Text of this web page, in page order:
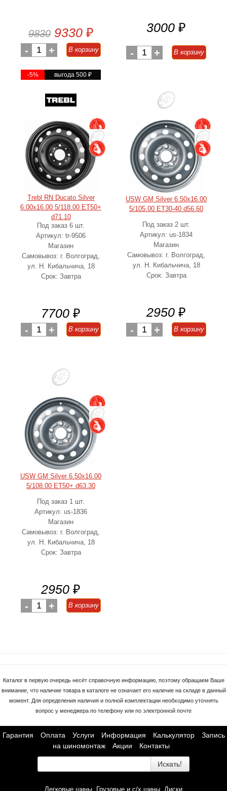
9830 9330 ₽
- 1 + В корзину
-5% выгода 500 ₽
3000 ₽
- 1 + В корзину
Trebl RN Ducato Silver
6.00x16.00 5/118.00 ET50+
d71.10
Под заказ 6 шт.
Артикул: tr-9506
Магазин
Самовывоз: г. Волгоград,
ул. Н. Кибальчича, 18
Срок: Завтра
7700 ₽
- 1 + В корзину
USW GM Silver 6.50x16.00
5/105.00 ET30-40 d56.60
Под заказ 2 шт.
Артикул: us-1834
Магазин
Самовывоз: г. Волгоград,
ул. Н. Кибальчича, 18
Срок: Завтра
2950 ₽
- 1 + В корзину
USW GM Silver 6.50x16.00
5/108.00 ET50+ d63.30
Под заказ 1 шт.
Артикул: us-1836
Магазин
Самовывоз: г. Волгоград,
ул. Н. Кибальчича, 18
Срок: Завтра
2950 ₽
- 1 + В корзину
Каталог в первую очередь несёт справочную информацию, поэтому обращаем Ваше
внимание, что наличие товара в каталоге не означает его наличие на складе в данный
момент. Для определения наличия и полной комплектации необходимо уточнять
вопрос у менеджера по телефону или по электронной почте
Гарантия Оплата Услуги Информация Калькулятор
Запись
на шиномонтаж
Акции Контакты
Искать!
Легковые шины Грузовые и с/х шины Диски